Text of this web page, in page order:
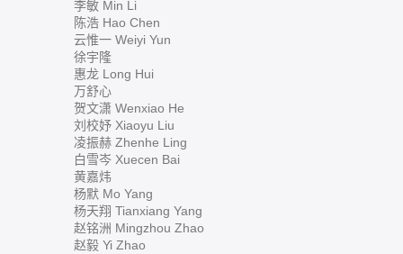
李敏 Min Li
陈浩 Hao Chen
云惟一 Weiyi Yun
徐宇隆
惠龙 Long Hui
万舒心
贺文潇 Wenxiao He
刘校妤 Xiaoyu Liu
凌振赫 Zhenhe Ling
白雪岑 Xuecen Bai
黄嘉炜
杨默 Mo Yang
杨天翔 Tianxiang Yang
赵铭洲 Mingzhou Zhao
赵毅 Yi Zhao